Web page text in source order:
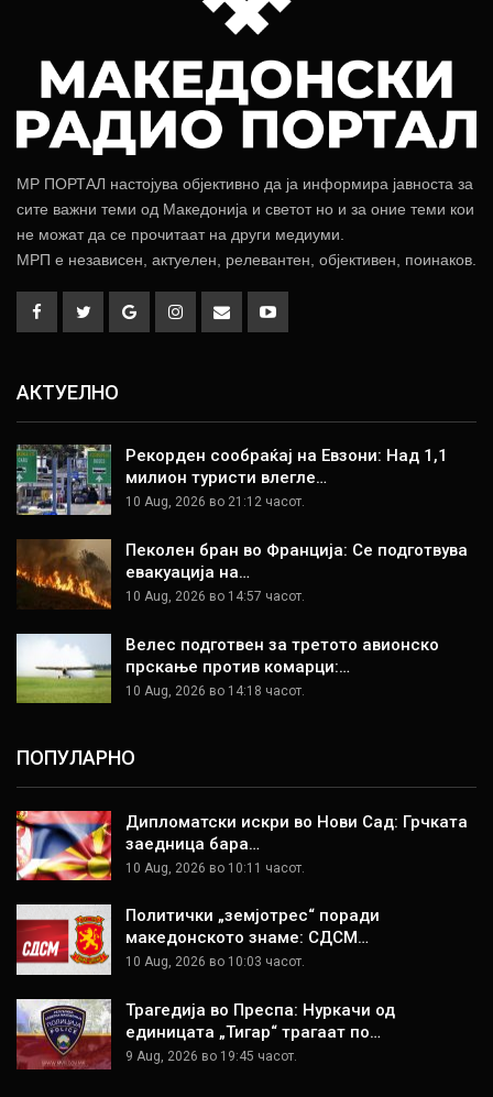
МР ПОРТАЛ настојува објективно да ја информира јавноста за
сите важни теми од Македонија и светот но и за оние теми кои
не можат да се прочитаат на други медиуми.
МРП е независен, актуелен, релевантен, објективен, поинаков.
АКТУЕЛНО
Рекорден сообраќај на Евзони: Над 1,1
милион туристи влегле…
10 Aug, 2026 во 21:12 часот.
Пеколен бран во Франција: Се подготвува
евакуација на…
10 Aug, 2026 во 14:57 часот.
Велес подготвен за третото авионско
прскање против комарци:…
10 Aug, 2026 во 14:18 часот.
ПОПУЛАРНО
Дипломатски искри во Нови Сад: Грчката
заедница бара…
10 Aug, 2026 во 10:11 часот.
Политички „земјотрес“ поради
македонското знаме: СДСМ…
10 Aug, 2026 во 10:03 часот.
Трагедија во Преспа: Нуркачи од
единицата „Тигар“ трагаат по…
9 Aug, 2026 во 19:45 часот.